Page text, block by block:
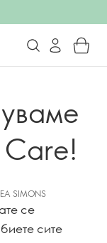
Care!
SIMONS
се
сите